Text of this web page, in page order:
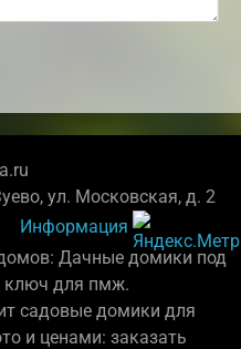
ул. Московская, д. 2
Информация
Дачные домики под
ключ для пмж.
садовые домики для
и ценами: заказать